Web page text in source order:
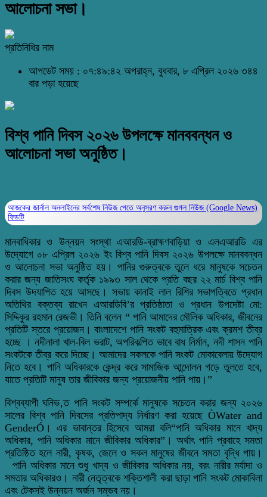
আলোচনা সভা।
প্রতিনিধির নাম
আপডেট সময় : ০৭:৪৯:৪২ অপরাহ্ন, বুধবার, ৮ এপ্রিল ২০২৬ ৩৪৪
বার পড়া হয়েছে
বিশ্ব পানি দিবস ২০২৬ উপলক্ষে মানববন্ধন ও
আলোচনা সভা অনুষ্ঠিত।
আজকের জার্নাল অনলাইনের সর্বশেষ নিউজ পেতে অনুসরণ করুন গুগল নিউজ (Google News)
ফিডটি
মানবাধিকার ও উন্নয়ন সংস্থা এআরডি-ব্রাহ্মণবাড়িয়া ও এলএআরডি এর
উদ্যোগে ০৮ এপ্রিল ২০২৬ ইং বিশ্ব পানি দিবস ২০২৬ উপলক্ষে মানববন্ধন
ও আলোচনা সভা অনুষ্ঠিত হয়। পানির গুরুত্বকে তুলে ধরে মানুষকে সচেতন
করার জন্য জাতিসংঘ কর্তৃক ১৯৯৩ সাল থেকে প্রতি বছর ২২ মার্চ বিশ্ব পানি
দিবস উদযাপিত হয়ে আসছে। সভায় কানাই লাল রিশির সভাপত্বিতে প্রধান
অতিথির বক্তব্য রাখেন এআরডিবি’র প্রতিষ্ঠাতা ও প্রধান উপদেষ্টা মো:
সিদ্দিকুর রহমান রেজভী। তিনি বলেন “ পানি আমাদের মৌলিক অধিকার, জীবনের
প্রতিটি স্তরে প্রয়োজন। বাংলাদেশে পানি সংকট বহুমাত্রিক এবং ক্রমশ তীব্র
হচ্ছে । নদীনালা খাল-বিল ভরাট, অপরিকল্পিত ভাবে বাধ নির্মান, নদী শাসন পানি
সংকটকে তীব্র করে দিচ্ছে। আমাদের সকলকে পানি সংকট মোকাবেলায় উদ্যোগ
নিতে হবে। পানি অধিকারকে কেন্দ্র করে সামাজিক আন্দোলন গড়ে তুলতে হবে,
যাতে প্রতিটি মানুষ তার জীবিকার জন্য প্রয়োজনীয় পানি পায়।”
বিশ্বব্যাপী ঘনিভ‚ত পানি সংকট সম্পর্কে মানুষকে সচেতন করার জন্য ২০২৬
সালের বিশ্ব পানি দিবসের প্রতিপাদ্য নির্ধারণ করা হয়েছে ÒWater and
GenderÓ। এর ভাবান্তর হিসেবে আমরা বলি“পানি অধিকার মানে খাদ্য
অধিকার, পানি অধিকার মানে জীবিকার অধিকার”। অর্থাৎ পানি প্রবাহে সমতা
প্রতিষ্ঠিত হলে নারী, কৃষক, জেলে ও সকল মানুষের জীবনে সমতা বৃদ্ধি পায়।
পানি অধিকার মানে শুধু খাদ্য ও জীবিকার অধিকার নয়, বরং নারীর মর্যাদা ও
সমতার অধিকারও। নারী নেতৃত্বকে শক্তিশালী করা ছাড়া পানি সংকট মোকাবিলা
এবং টেকসই উন্নয়ন অর্জন সম্ভব নয়।